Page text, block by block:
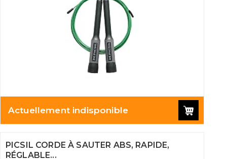
Actuellement indisponible
PICSIL CORDE À SAUTER ABS, RAPIDE,
RÉGLABLE...